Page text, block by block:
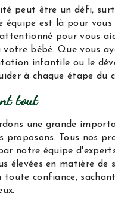
peut être un défi,
équipe est là pour
pour vous
bébé. Que vous
infantile ou le
à chaque étape du
tout
une grande
proposons. Tous nos
notre équipe
élevées en matière de
toute confiance,